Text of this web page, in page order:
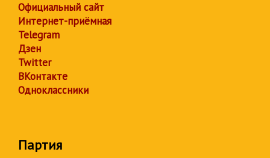
Официальный сайт
Интернет-приёмная
Telegram
Дзен
Twitter
ВКонтакте
Одноклассники
Партия